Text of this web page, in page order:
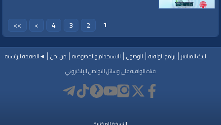
1
2
3
4
>
>>
البث المباشر برامج الواقية الوصول الاستخدام والخصوصيه من نحن
◄الصفحة الرئيسية
قناة الواقية على وسائل التواصل الإلكتروني